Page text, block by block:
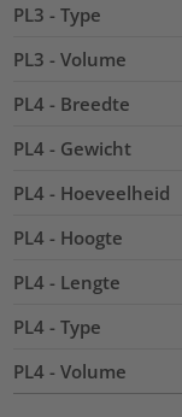
PL3 - Type
PL3 - Volume
PL4 - Breedte
PL4 - Gewicht
PL4 - Hoeveelheid
PL4 - Hoogte
PL4 - Lengte
PL4 - Type
PL4 - Volume